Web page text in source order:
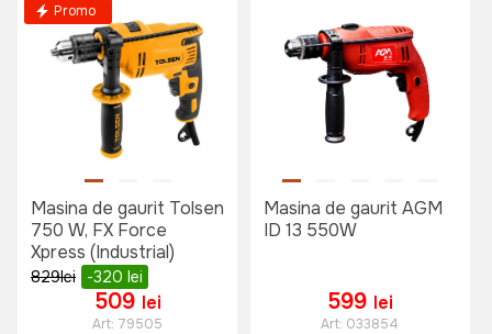
Promo
Masina de gaurit Tolsen
750 W, FX Force
Xpress (Industrial)
829lei -320 lei
509 lei
Art: 79505
Masina de gaurit AGM
ID 13 550W
599 lei
Art: 033854